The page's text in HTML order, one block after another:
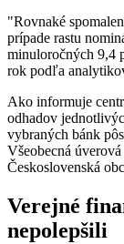
"Rovnaké
prípade rastu
minuloročných 9,4
rok podľa
Ako informuje
odhadov
vybraných bánk
Všeobecná
Československá
Verejné
nepolepšili